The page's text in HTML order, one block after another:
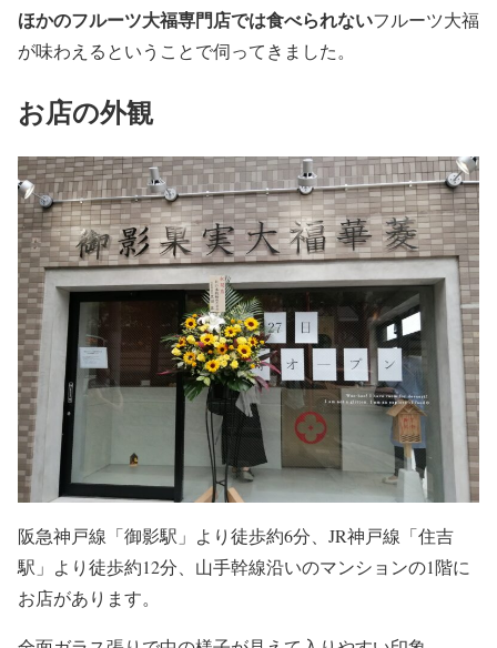
ほかのフルーツ大福専門店では食べられないフルーツ大福
が味わえるということで伺ってきました。
お店の外観
阪急神戸線「御影駅」より徒歩約6分、JR神戸線「住吉
駅」より徒歩約12分、山手幹線沿いのマンションの1階に
お店があります。